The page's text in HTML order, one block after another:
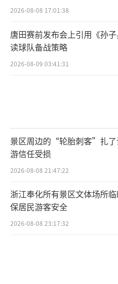
2026-08-08 17:01:38
唐田赛前发布会上引用《孙
读球队备战策略
2026-08-09 03:41:31
景区周边的“轮胎刺客”扎了
游信任受损
2026-08-08 21:47:22
浙江奉化所有景区文体场所
保居民游客安全
2026-08-08 23:17:32